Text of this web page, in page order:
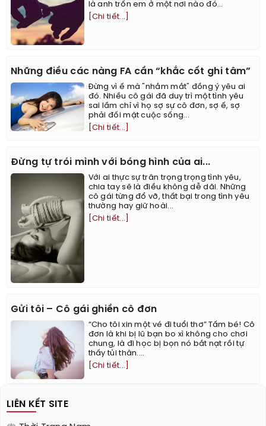
là anh trốn em ở một nơi nào đó...
[Chi tiết...]
Những điều các nàng FA cần “khắc cốt ghi tâm”
Đừng vì ế mà "nhắm mắt" đồng ý yêu ai
đó. Nhiều cô gái đã duy trì một tình yêu
sai lầm chỉ vì họ sợ sự cô đơn, sợ ế, sợ
phải đối mặt cuộc sống...
[Chi tiết...]
Đừng tự trói mình với bóng hình của ai...
Với ai thực sự trân trọng trọng tình yêu,
chia tay sẽ là điều không dễ dãi. Những
cô gái từng đổ vỡ, thất bại trong tình yêu
thường hay giữ hoài...
[Chi tiết...]
Gửi tôi – Cô gái ghiền cô đơn
“Cho tôi xin một vé đi tuổi thơ” Tấm bé! Cô
đơn là khi bị lũ bạn bo xì không cho chơi
chung, là đi học bị bọn nó bắt nạt rồi tự
thấy tủi thân....
[Chi tiết...]
LIÊN KẾT SITE